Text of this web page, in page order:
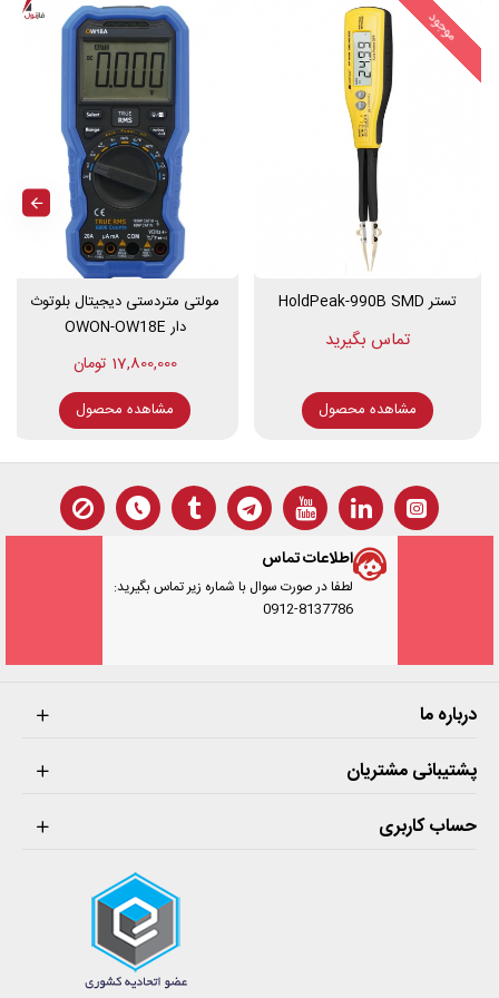
MAX/MIN، حالت نسبی، حالت صفر
قابلیت ذخیره سازی داده ها
نشانگر باتری کم
خاموش شدن خودکار
صفحه نمایش 37 در 25 میلی متر
رنگ محصول قرمز و خاکستری
وزن خالص محصول 235 گرم
اندازه محصول 215mm x 63mm x 36mm
موجود
تستر HoldPeak-990B SMD
مشاهده محصول
مولتی متردستی دیجیتال بلوتوث
دار OWON-OW18E
17,800,000 تومان
مشاهده محصول
اطلاعات تماس
لطفا در صورت سوال با شماره زیر تماس بگیرید:
0912-8137786
درباره ما
پشتیبانی مشتریان
حساب کاربری